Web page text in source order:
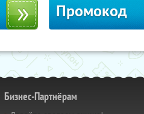
Промокод
Бизнес-Партнёрам